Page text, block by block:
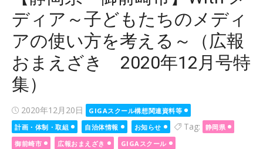
ディア～子どもたちのメディ
アの使い方を考える～（広報
おまえざき 2020年12月号特
集）
Posted
on
2020年12月20日
GIGAスクール構想関連資料等
計画・体制・取組
自治体情報 お知らせ Tag:
静岡県
御前崎市
広報おまえざき GIGAスクール